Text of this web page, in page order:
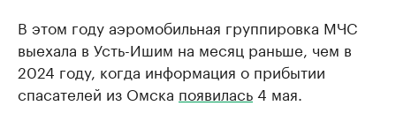
В этом году аэромобильная группировка МЧС
выехала в Усть-Ишим на месяц раньше, чем в
2024 году, когда информация о прибытии
спасателей из Омска появилась4 мая.